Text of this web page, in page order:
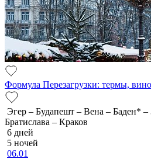
Формула Перезагрузки: термы,
Эгер – Будапешт – Вена – Баден* –
Братислава – Краков
6 дней
5 ночей
06.01